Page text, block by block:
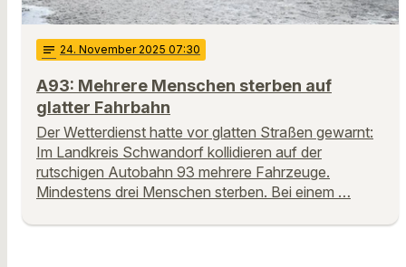
notes 24. November 2025 07:30
A93: Mehrere Menschen sterben auf
glatter Fahrbahn
Der Wetterdienst hatte vor glatten Straßen gewarnt:
Im Landkreis Schwandorf kollidieren auf der
rutschigen Autobahn 93 mehrere Fahrzeuge.
Mindestens drei Menschen sterben. Bei einem …